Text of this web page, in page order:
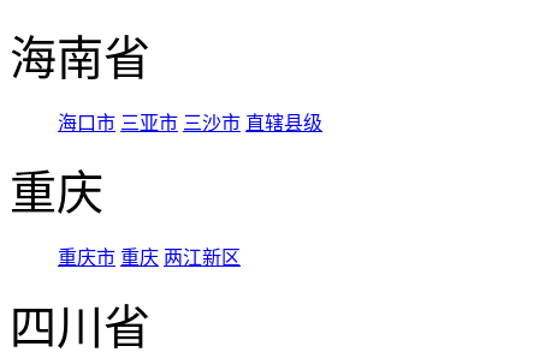
海南省
海口市 三亚市 三沙市 直辖县级
重庆
重庆市 重庆 两江新区
四川省